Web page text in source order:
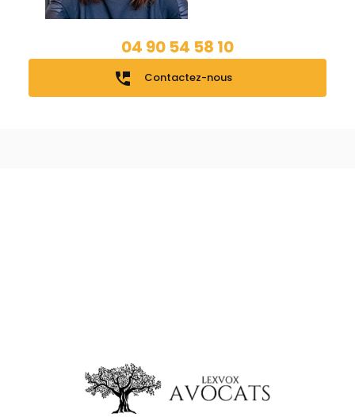
04 90 54 58 10
perm_phone_msg Contactez-nous